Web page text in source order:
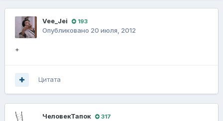
Vee_Jei 193
Опубликовано 20 июля, 2012
+
Цитата
ЧеловекТапок 317